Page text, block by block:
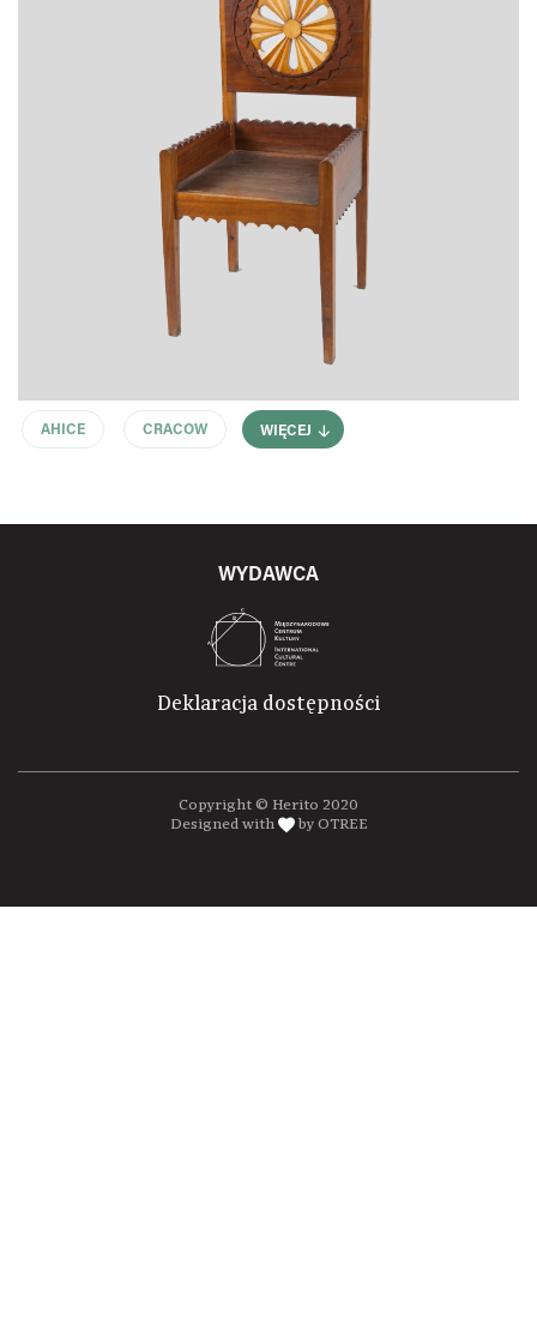
AHICE CRACOW WIĘCEJ
WYDAWCA
Deklaracja dostępności
Copyright © Herito 2020
Designed with
by OTREE